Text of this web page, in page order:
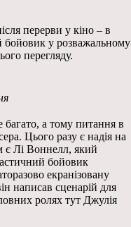
перерви у кіно – в
у розважальному
перегляду.
багато, а тому питання в
Цього разу є надія на
є Лі Воннелл, який
бойовик
екранізовану
написав сценарій для
ролях тут Джулія